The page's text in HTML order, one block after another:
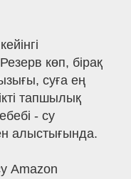
көп, бірақ
суға ең
тапшылық
- су
алыстығында.
Amazon